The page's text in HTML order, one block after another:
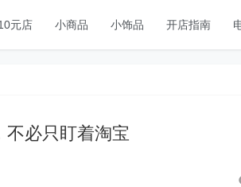
元店 小商品 小饰品 开店指南
必只盯着淘宝